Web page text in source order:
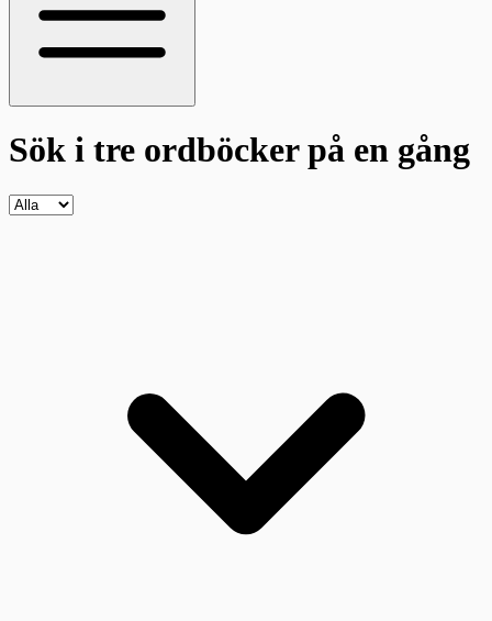
Sök i tre ordböckerpå en gång